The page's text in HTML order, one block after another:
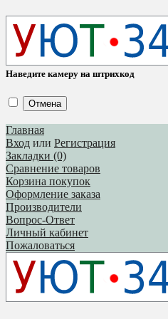
Наведите камеру на штрихкод
Отмена
Главная
Вход или Регистрация
Закладки (0)
Сравнение товаров
Корзина покупок
Оформление заказа
Производители
Вопрос-Ответ
Личный кабинет
Пожаловаться